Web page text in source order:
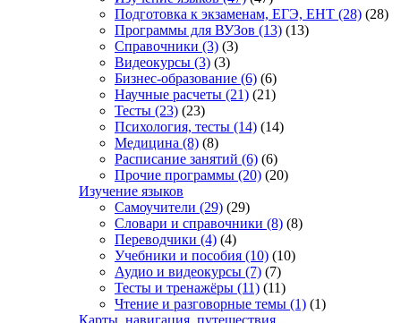
Подготовка к экзаменам, ЕГЭ, ЕНТ (28) (28)
Программы для ВУЗов (13) (13)
Справочники (3) (3)
Видеокурсы (3) (3)
Бизнес-образование (6) (6)
Научные расчеты (21) (21)
Тесты (23) (23)
Психология, тесты (14) (14)
Медицина (8) (8)
Расписание занятий (6) (6)
Прочие программы (20) (20)
Изучение языков
Самоучители (29) (29)
Словари и справочники (8) (8)
Переводчики (4) (4)
Учебники и пособия (10) (10)
Аудио и видеокурсы (7) (7)
Тесты и тренажёры (11) (11)
Чтение и разговорные темы (1) (1)
Карты, навигация, путешествия